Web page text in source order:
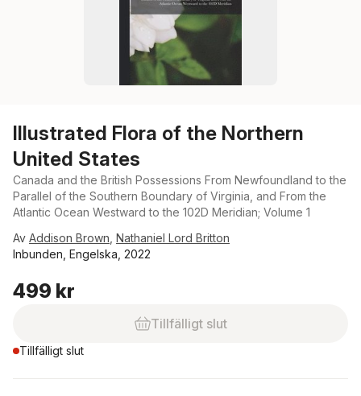
Illustrated Flora of the Northern
United States
Canada and the British Possessions From Newfoundland to the
Parallel of the Southern Boundary of Virginia, and From the
Atlantic Ocean Westward to the 102D Meridian; Volume 1
Av Addison Brown Nathaniel Lord Britton
Inbunden, Engelska, 2022
499 kr
Tillfälligt slut
Tillfälligt slut